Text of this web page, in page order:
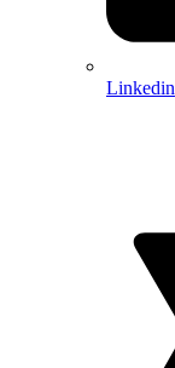
Linkedin